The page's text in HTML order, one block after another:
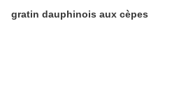
gratin dauphinois aux cèpes